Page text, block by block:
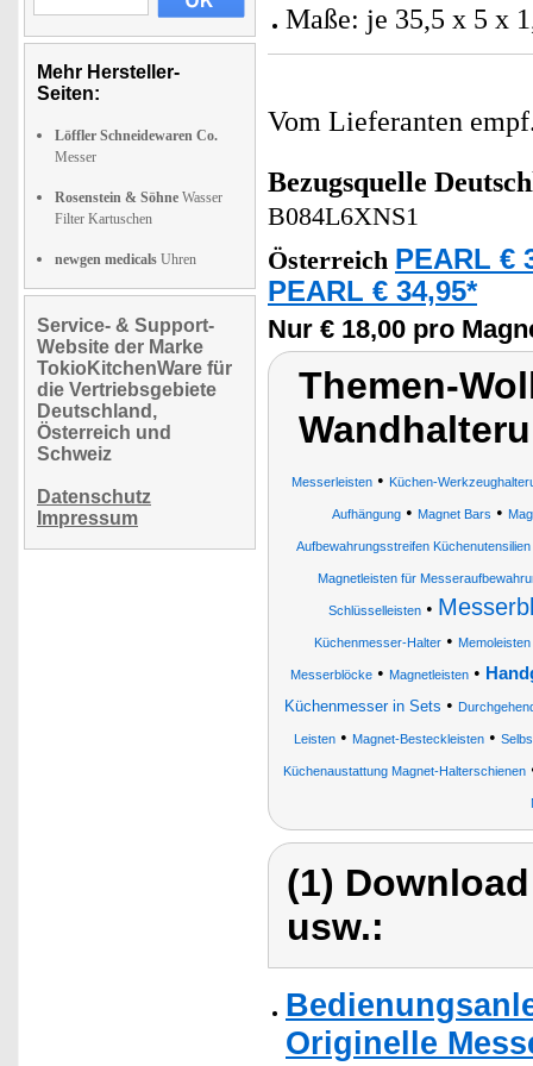
Mehr Hersteller-
Seiten:
Löffler Schneidewaren Co.
Messer
Rosenstein & Söhne Wasser
Filter Kartuschen
newgen medicals Uhren
Service- & Support-
Website der Marke
TokioKitchenWare für
die Vertriebsgebiete
Deutschland,
Österreich und
Schweiz
Datenschutz
Impressum
Maße: je 35,5 x 5 x
Vom Lieferanten
Bezugsquelle
B084L6XNS1
Österreich PEARL €
PEARL € 34,95*
Nur € 18,00 pro
Themen-
Messerleisten • Küchen-
Aufhängung • Magnet Bars •
Aufbewahrungsstreifen
Magnetleisten für
Schlüsselleisten •
Küchenmesser-Halter• Memoleisten
Messerblöcke • Magnetleisten •
Küchenmesser in Sets •
Leisten• Magnet-Besteckleisten•
Küchenaustattung Magnet-Halterschienen
(1)
usw.:
Originelle